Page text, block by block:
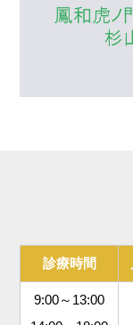
診療時間
9:00～13:00